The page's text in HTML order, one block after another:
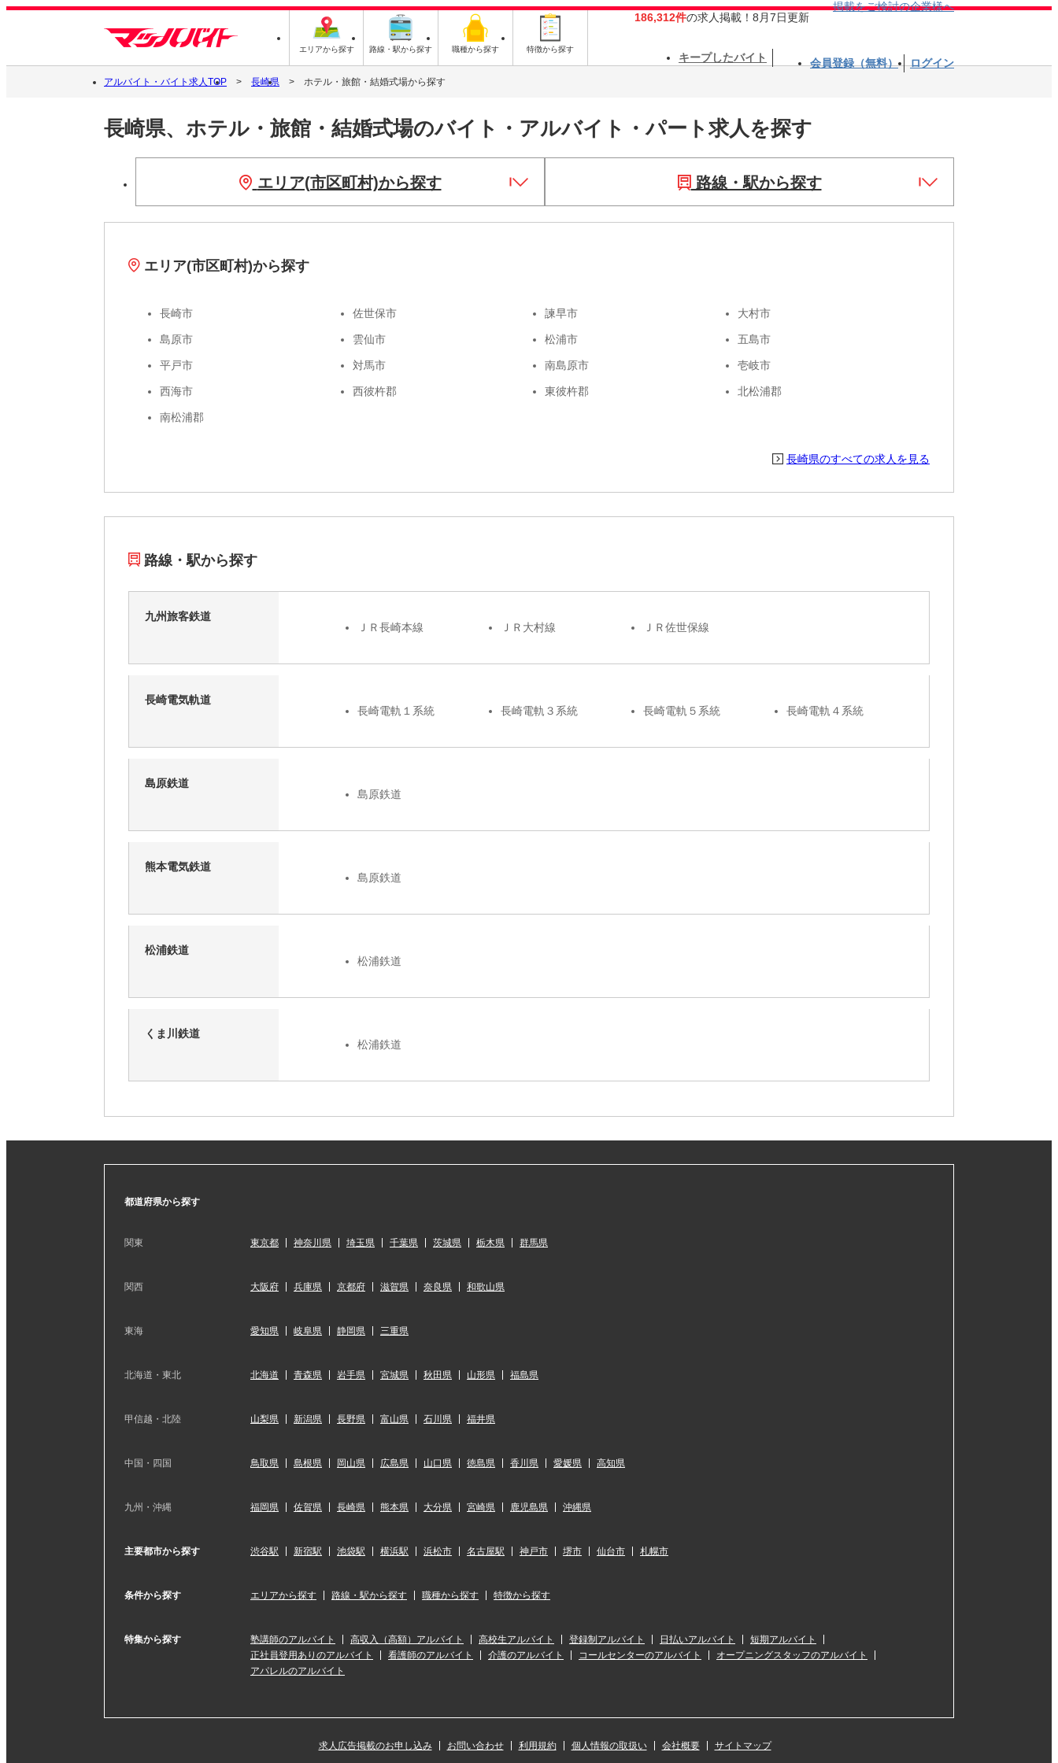
エリアから探す 路線・駅から探す 職種から探す 特徴から探す
186,312件の求人掲載！8月7日更新
掲載をご検討の企業様へ
キープしたバイト 会員登録（無料） ログイン
アルバイト・バイト求人TOP 長崎県 ホテル・旅館・結婚式場から探す
長崎県、ホテル・旅館・結婚式場のバイト・アルバイト・パート求人を探す
エリア(市区町村)から探す 路線・駅から探す
エリア(市区町村)から探す
長崎市 佐世保市 諫早市 大村市
島原市 雲仙市 松浦市 五島市
平戸市 対馬市 南島原市 壱岐市
西海市 西彼杵郡 東彼杵郡 北松浦郡
南松浦郡
長崎県のすべての求人を見る
路線・駅から探す
九州旅客鉄道
ＪＲ長崎本線
ＪＲ大村線 ＪＲ佐世保線
長崎電気軌道
長崎電軌１系統
長崎電軌３系統 長崎電軌５系統 長崎電軌４系統
島原鉄道
島原鉄道
熊本電気鉄道
島原鉄道
松浦鉄道
松浦鉄道
くま川鉄道
松浦鉄道
都道府県から探す
関東 東京都 神奈川県 埼玉県 千葉県 茨城県 栃木県 群馬県
関西 大阪府 兵庫県 京都府 滋賀県 奈良県 和歌山県
東海 愛知県 岐阜県 静岡県 三重県
北海道・東北 北海道 青森県 岩手県 宮城県 秋田県 山形県 福島県
甲信越・北陸 山梨県 新潟県 長野県 富山県 石川県 福井県
中国・四国 鳥取県 島根県 岡山県 広島県 山口県 徳島県 香川県 愛媛県 高知県
九州・沖縄 福岡県 佐賀県 長崎県 熊本県 大分県 宮崎県 鹿児島県 沖縄県
主要都市から探す 渋谷駅 新宿駅 池袋駅 横浜駅 浜松市 名古屋駅 神戸市 堺市 仙台市 札幌市
条件から探す エリアから探す 路線・駅から探す 職種から探す 特徴から探す
特集から探す 塾講師のアルバイト 高収入（高額）アルバイト 高校生アルバイト 登録制アルバイト 日払いアルバイト
短期アルバイト
正社員登用ありのアルバイト
看護師のアルバイト 介護のアルバイト コールセンターのアルバイト
オープニングスタッフのアルバイト
アパレルのアルバイト
求人広告掲載のお申し込み お問い合わせ 利用規約 個人情報の取扱い 会社概要 サイトマップ